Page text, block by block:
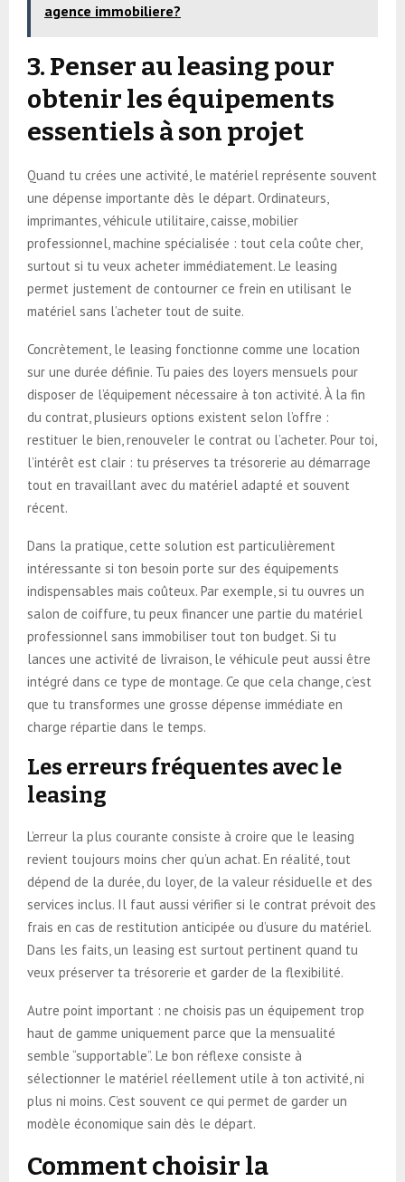
agence immobiliere?
3. Penser au leasing pour
obtenir les équipements
essentiels à son projet
Quand tu crées une activité, le matériel représente souvent
une dépense importante dès le départ. Ordinateurs,
imprimantes, véhicule utilitaire, caisse, mobilier
professionnel, machine spécialisée : tout cela coûte cher,
surtout si tu veux acheter immédiatement. Le leasing
permet justement de contourner ce frein en utilisant le
matériel sans l’acheter tout de suite.
Concrètement, le leasing fonctionne comme une location
sur une durée définie. Tu paies des loyers mensuels pour
disposer de l’équipement nécessaire à ton activité. À la fin
du contrat, plusieurs options existent selon l’offre :
restituer le bien, renouveler le contrat ou l’acheter. Pour toi,
l’intérêt est clair : tu préserves ta trésorerie au démarrage
tout en travaillant avec du matériel adapté et souvent
récent.
Dans la pratique, cette solution est particulièrement
intéressante si ton besoin porte sur des équipements
indispensables mais coûteux. Par exemple, si tu ouvres un
salon de coiffure, tu peux financer une partie du matériel
professionnel sans immobiliser tout ton budget. Si tu
lances une activité de livraison, le véhicule peut aussi être
intégré dans ce type de montage. Ce que cela change, c’est
que tu transformes une grosse dépense immédiate en
charge répartie dans le temps.
Les erreurs fréquentes avec le
leasing
L’erreur la plus courante consiste à croire que le leasing
revient toujours moins cher qu’un achat. En réalité, tout
dépend de la durée, du loyer, de la valeur résiduelle et des
services inclus. Il faut aussi vérifier si le contrat prévoit des
frais en cas de restitution anticipée ou d’usure du matériel.
Dans les faits, un leasing est surtout pertinent quand tu
veux préserver ta trésorerie et garder de la flexibilité.
Autre point important : ne choisis pas un équipement trop
haut de gamme uniquement parce que la mensualité
semble “supportable”. Le bon réflexe consiste à
sélectionner le matériel réellement utile à ton activité, ni
plus ni moins. C’est souvent ce qui permet de garder un
modèle économique sain dès le départ.
Comment choisir la